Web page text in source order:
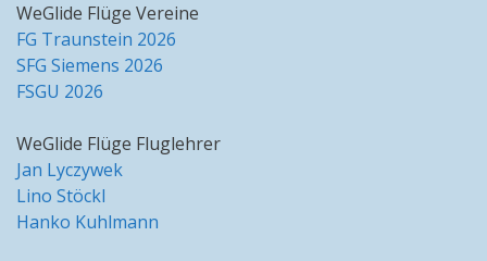
WeGlide Flüge Vereine
FG Traunstein 2026
SFG Siemens 2026
FSGU 2026
WeGlide Flüge Fluglehrer
Jan Lyczywek
Lino Stöckl
Hanko Kuhlmann